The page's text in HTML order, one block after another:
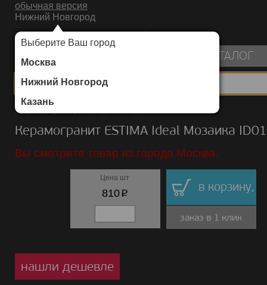
обычная версия
Нижний Новгород
Выберите Ваш город
Москва
Нижний Новгород
Казань
ИНТЕРНЕТ-МАГАЗИН НАПОЛЬНЫХ ПОКРЫТИЙ
КАТАЛОГ
Каталог/Керамогранит/ESTIMA/Ideal
Керамогранит ESTIMA Ideal Мозаика ID01
Вы смотрите товар из города Москва.
Цена шт
810p в корзину,
заказ в 1 клик
нашли дешевле